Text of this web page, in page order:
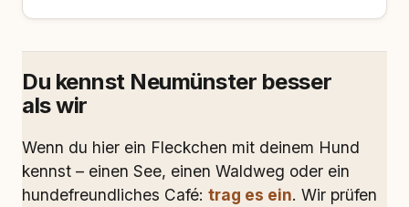
Du kennst Neumünster besser
als wir
Wenn du hier ein Fleckchen mit deinem Hund
kennst – einen See, einen Waldweg oder ein
hundefreundliches Café: trag es ein. Wir prüfen